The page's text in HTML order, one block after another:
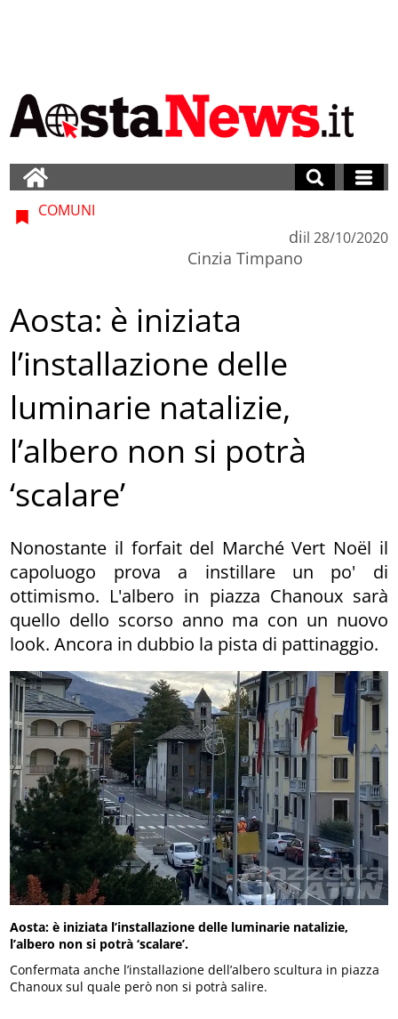
COMUNI
di
Cinzia Timpano
il 28/10/2020
Aosta: è iniziata
l’installazione delle
luminarie natalizie,
l’albero non si potrà
‘scalare’
Nonostante il forfait del Marché Vert Noël il
capoluogo prova a instillare un po' di
ottimismo. L'albero in piazza Chanoux sarà
quello dello scorso anno ma con un nuovo
look. Ancora in dubbio la pista di pattinaggio.
Aosta: è iniziata l’installazione delle luminarie natalizie,
l’albero non si potrà ‘scalare’.
Confermata anche l’installazione dell’albero scultura in piazza
Chanoux sul quale però non si potrà salire.